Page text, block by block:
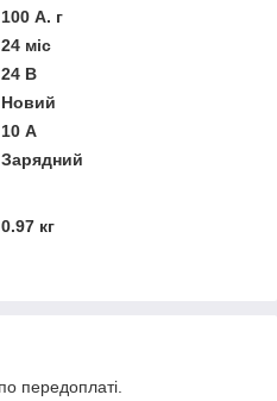
100 А. г
24 міс
24 В
Новий
10 А
Зарядний
0.97 кг
передоплаті.